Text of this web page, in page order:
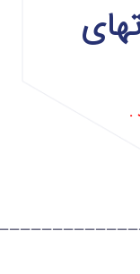
.